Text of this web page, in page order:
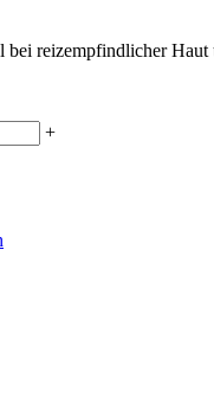
reizempfindlicher Haut
+